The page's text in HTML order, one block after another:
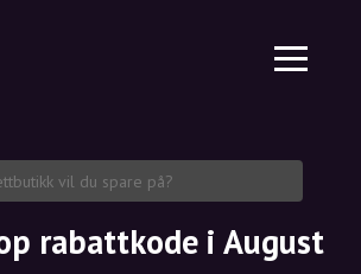
iPad
rabattkode i August